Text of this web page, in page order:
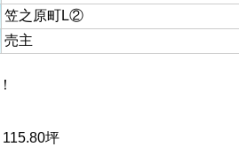
笠之原町L②
売主
坪